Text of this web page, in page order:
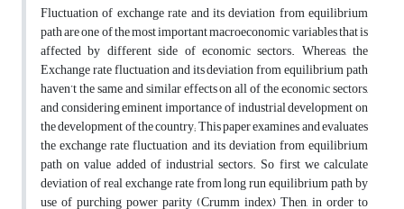
Fluctuation of exchange rate and its deviation from equilibrium
path are one of the most important macroeconomic variables that is
affected by different side of economic sectors. Whereas, the
Exchange rate fluctuation and its deviation from equilibrium path
haven’t the same and similar effects on all of the economic sectors,
and considering eminent importance of industrial development on
the development of the country; This paper examines and evaluates
the exchange rate fluctuation and its deviation from equilibrium
path on value added of industrial sectors. So first we calculate
deviation of real exchange rate from long run equilibrium path by
use of purching power parity (Crumm index) Then, in order to